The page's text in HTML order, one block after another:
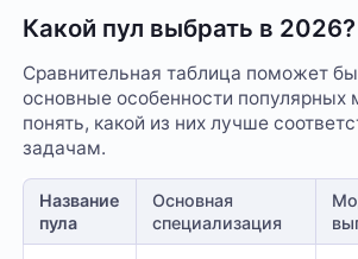
Какой пул выбрать в 2026?
Сравнительная таблица поможет
основные особенности популярных
понять, какой из них лучше
задачам.
Название
пула
Основная
специализация